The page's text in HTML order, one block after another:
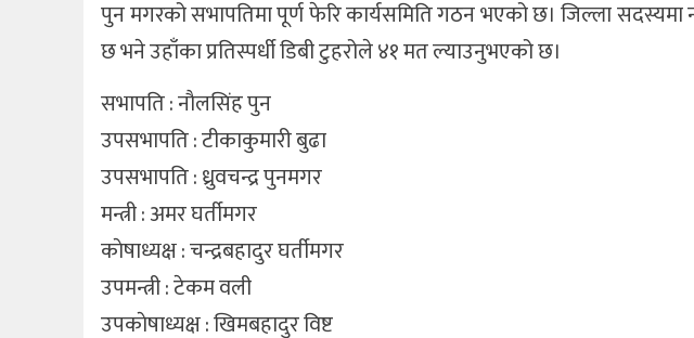
पुन मगरको सभापतिमा पूर्ण फेरि कार्यसमिति गठन भएको छ। जिल्ला
छ भने उहाँका प्रतिस्पर्धी डिबी टुहरोले ४१ मत ल्याउनुभएको छ।
सभापति : नाैलसिंह पुन
उपसभापति : टीकाकुमारी बुढा
उपसभापति : ध्रुवचन्द्र पुनमगर
मन्त्री : अमर घर्तीमगर
काेषाध्यक्ष : चन्द्रबहादुर घर्तीमगर
उपमन्त्री : टेकम वली
उपकाेषाध्यक्ष : खिमबहादुर विष्ट